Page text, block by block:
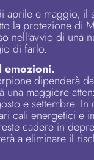
aprile e maggio, il
la protezione di
nell'avvio di una
di farlo.
emozioni.
dipenderà
una maggiore
e settembre. In
cali energetici e
cadere in
a eliminare il